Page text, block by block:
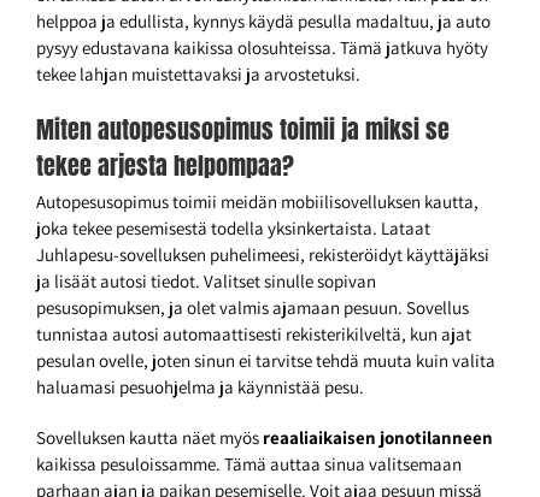
helppoa ja edullista, kynnys käydä pesulla madaltuu, ja auto
pysyy edustavana kaikissa olosuhteissa. Tämä jatkuva hyöty
tekee lahjan muistettavaksi ja arvostetuksi.
Miten autopesusopimus toimii ja miksi se
tekee arjesta helpompaa?
Autopesusopimus toimii meidän mobiilisovelluksen kautta,
joka tekee pesemisestä todella yksinkertaista. Lataat
Juhlapesu-sovelluksen puhelimeesi, rekisteröidyt käyttäjäksi
ja lisäät autosi tiedot. Valitset sinulle sopivan
pesusopimuksen, ja olet valmis ajamaan pesuun. Sovellus
tunnistaa autosi automaattisesti rekisterikilveltä, kun ajat
pesulan ovelle, joten sinun ei tarvitse tehdä muuta kuin valita
haluamasi pesuohjelma ja käynnistää pesu.
Sovelluksen kautta näet myös reaaliaikaisen jonotilanneen
kaikissa pesuloissamme. Tämä auttaa sinua valitsemaan
parhaan ajan ja paikan pesemiselle. Voit ajaa pesuun missä